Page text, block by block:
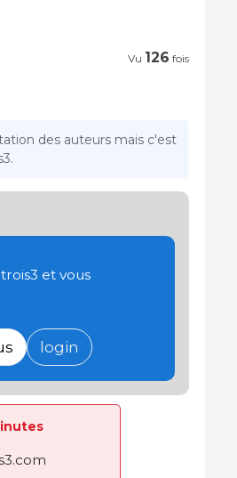
Vu 126 fois
des auteurs mais c'est
et vous
login